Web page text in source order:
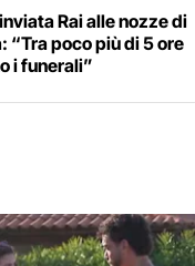
Rai alle nozze di
“Tra poco più di 5 ore
i funerali”